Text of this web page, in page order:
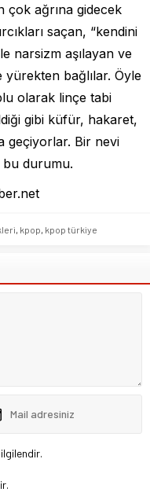
çok ağrına gidecek
saçan, “kendini
narsizm aşılayan ve
yürekten bağlılar. Öyle
olarak linçe tabi
gibi küfür, hakaret,
geçiyorlar. Bir nevi
bu durumu.
kpop kpop türkiye